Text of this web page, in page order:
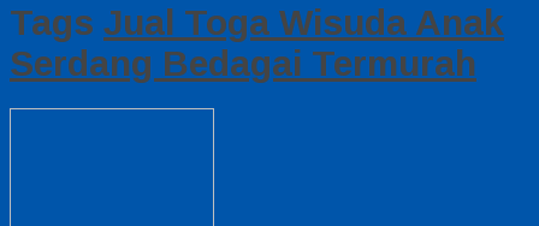
Tags Jual Toga Wisuda Anak
Serdang Bedagai Termurah